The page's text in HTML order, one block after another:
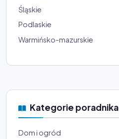
Śląskie
Podlaskie
Warmińsko-mazurskie
Kategorie poradnika
Dom i ogród